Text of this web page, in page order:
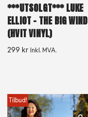
***UTSOLGT*** LUKE
ELLIOT – THE BIG WIND
(HVIT VINYL)
299 kr Inkl. MVA.
Tilbud!